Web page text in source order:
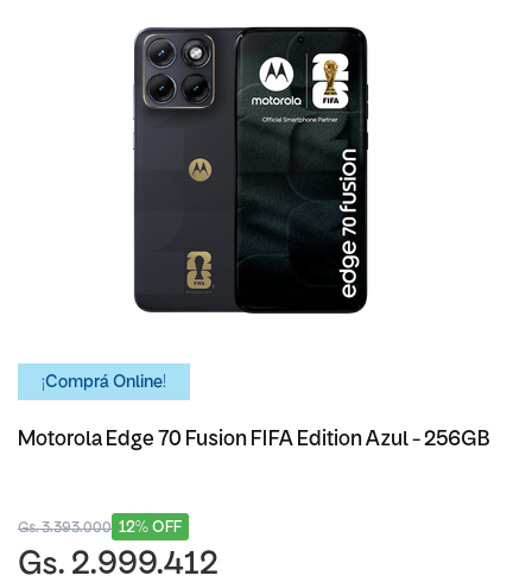
¡Comprá Online!
Motorola Edge 70 Fusion FIFA Edition Azul - 256GB
12% OFF
Gs. 3.393.000
Gs. 2.999.412